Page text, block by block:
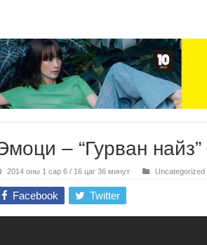
– “Гурван
2014 оны 1 сар 6 / 16 цаг 36 минут Uncategorized
Facebook Twitter